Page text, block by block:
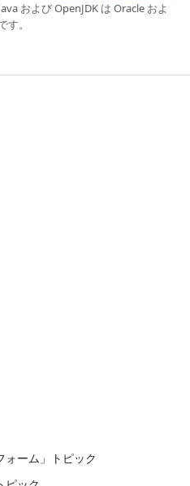
および OpenJDK は Oracle およ
。
ーム」トピック